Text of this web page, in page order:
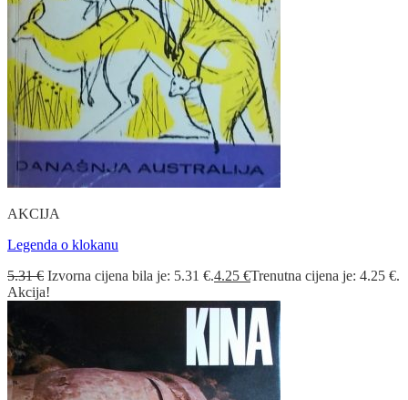
AKCIJA
Legenda o klokanu
5.31€ Izvorna cijena bila je: 5.31 €.4.25 €Trenutna cijena je: 4.25 €.
Akcija!